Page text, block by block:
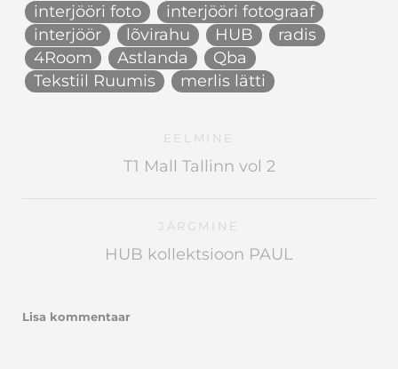
interjööri foto
interjööri fotograaf
interjöör
lõvirahu HUB
radis
4Room
Astlanda
Qba
Tekstiil Ruumis
merlis lätti
EELMINE
T1 Mall Tallinn vol 2
JÄRGMINE
HUB kollektsioon PAUL
Lisa kommentaar